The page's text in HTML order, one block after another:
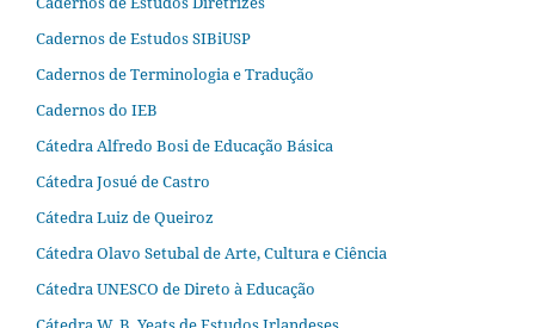
Cadernos de Estudos SIBiUSP
Cadernos de Terminologia e Tradução
Cadernos do IEB
Cátedra Alfredo Bosi de Educação Básica
Cátedra Josué de Castro
Cátedra Luiz de Queiroz
Cátedra Olavo Setubal de Arte, Cultura e Ciência
Cátedra UNESCO de Direto à Educação